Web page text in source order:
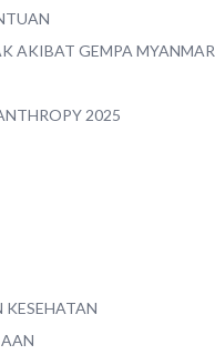
AKIBAT GEMPA MYANMAR
2025
KESEHATAN